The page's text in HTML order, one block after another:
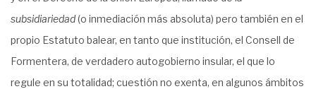
subsidiariedad(o inmediación más absoluta) pero también en el
propio Estatuto balear, en tanto que institución, el Consell de
Formentera, de verdadero autogobierno insular, el que lo
regule en su totalidad; cuestión no exenta, en algunos ámbitos